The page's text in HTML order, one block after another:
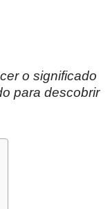
o significado
para descobrir